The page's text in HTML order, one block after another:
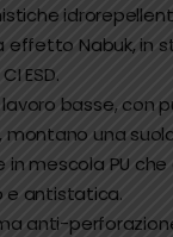
effetto Nabuk, in
ESD.
basse, con
montano una
in mescola PU
e antistatica.
anti-